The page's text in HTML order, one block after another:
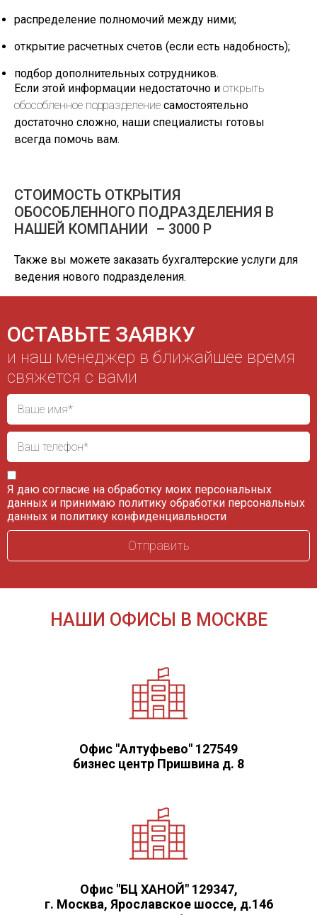
распределение полномочий между ними;
открытие расчетных счетов (если есть надобность);
подбор дополнительных сотрудников.
Если этой информации недостаточно и открыть
обособленное подразделение самостоятельно
достаточно сложно, наши специалисты готовы
всегда помочь вам.
СТОИМОСТЬ ОТКРЫТИЯ
ОБОСОБЛЕННОГО ПОДРАЗДЕЛЕНИЯ В
НАШЕЙ КОМПАНИИ – 3000 Р
Также вы можете заказать бухгалтерские услуги для
ведения нового подразделения.
ОСТАВЬТЕ ЗАЯВКУ
и наш менеджер в ближайшее время
свяжется с вами
Я даю согласие на обработку моих персональных
данных и принимаю политику обработки персональных
данных и политику конфиденциальности
НАШИ ОФИСЫ В МОСКВЕ
Офис "Алтуфьево" 127549
бизнес центр Пришвина д. 8
Офис "БЦ ХАНОЙ" 129347,
г. Москва, Ярославское шоссе, д.146